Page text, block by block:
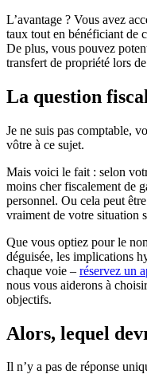
L’avantage ? Vous avez
taux tout en bénéficiant de
De plus, vous pouvez
transfert de propriété lors
La question
Je ne suis pas comptable,
vôtre à ce sujet.
Mais voici le fait : selon
moins cher fiscalement de
personnel. Ou cela peut
vraiment de votre situation
Que vous optiez pour le
déguisée, les implications
chaque voie – réservez un
nous vous aiderons à
objectifs.
Alors, lequel
Il n’y a pas de réponse